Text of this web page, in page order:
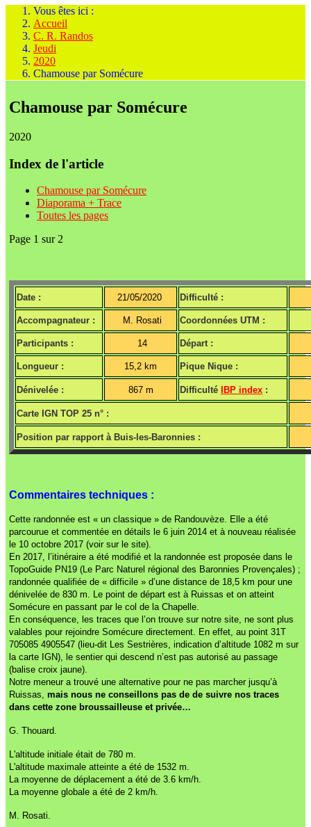
Vous êtes ici :
Accueil
C. R. Randos
Jeudi
2020
Chamouse par Somécure
Chamouse par Somécure
2020
Index de l'article
Chamouse par Somécure
Diaporama + Trace
Toutes les pages
Page 1 sur 2
Date : 21/05/2020 Difficulté :
Accompagnateur : M. Rosati Coordonnées UTM :
Participants : 14 Départ :
Longueur : 15,2 km Pique Nique :
Dénivelée : 867 m Difficulté IBP index :
Carte IGN TOP 25 n° :
Position par rapport à Buis-les-Baronnies :
Commentaires techniques :
Cette randonnée est « un classique » de Randouvèze. Elle a été
parcourue et commentée en détails le 6 juin 2014 et à nouveau réalisée
le 10 octobre 2017 (voir sur le site).
En 2017, l’itinéraire a été modifié et la randonnée est proposée dans le
TopoGuide PN19 (Le Parc Naturel régional des Baronnies Provençales) ;
randonnée qualifiée de « difficile » d’une distance de 18,5 km pour une
dénivelée de 830 m. Le point de départ est à Ruissas et on atteint
Somécure en passant par le col de la Chapelle.
En conséquence, les traces que l’on trouve sur notre site, ne sont plus
valables pour rejoindre Somécure directement. En effet, au point 31T
705085 4905547 (lieu-dit Les Sestrières, indication d’altitude 1082 m sur
la carte IGN), le sentier qui descend n’est pas autorisé au passage
(balise croix jaune).
Notre meneur a trouvé une alternative pour ne pas marcher jusqu’à
Ruissas, mais nous ne conseillons pas de de suivre nos traces
dans cette zone broussailleuse et privée…
G. Thouard.
L'altitude initiale était de 780 m.
L'altitude maximale atteinte a été de 1532 m.
La moyenne de déplacement a été de 3.6 km/h.
La moyenne globale a été de 2 km/h.
M. Rosati.